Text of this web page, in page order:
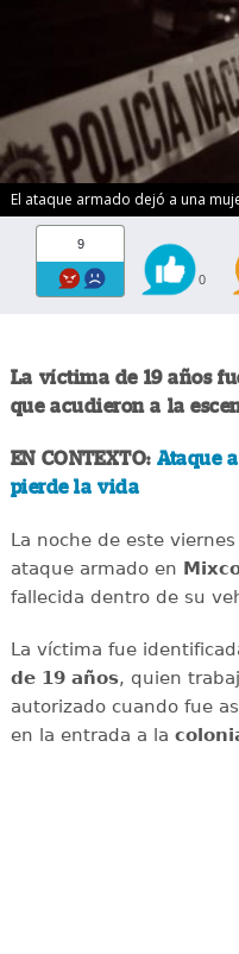
El ataque armado dejó a una
9
0
La víctima de 19 años
que acudieron a la
EN CONTEXTO: Ataque
pierde la vida
La noche de este
ataque armado en
fallecida dentro de su
La víctima fue
de 19 años, quien
autorizado cuando fue
en la entrada a la